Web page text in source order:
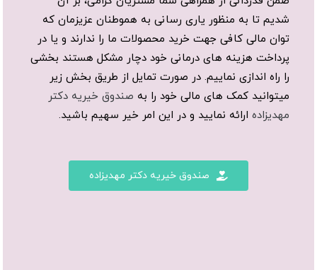
شدیم تا به منظور یاری رسانی به هموطنان عزیزمان که
توان مالی کافی جهت خرید محصولات ما را ندارند و یا در
پرداخت هزینه های درمانی خود دچار مشکل هستند بخشی
را راه اندازی نماییم. در صورت تمایل از طریق بخش زیر
میتوانید کمک های مالی خود را به صندوق خیریه دکتر
مهدیزاده ارائه نمایید و در این امر خیر سهیم باشید.
صندوق خیریه دکتر مهدیزاده